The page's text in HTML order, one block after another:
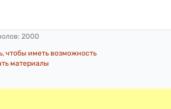
2000
чтобы иметь возможность
материалы